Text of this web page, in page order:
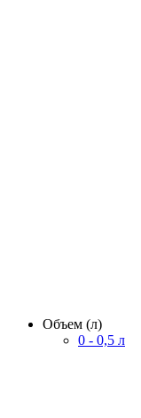
Объем (л)
0 - 0,5 л